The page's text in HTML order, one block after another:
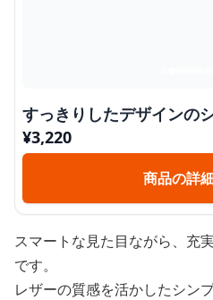
すっきりしたデザインの
¥3,220
商品の詳
スマートな見た目ながら、充
です。
レザーの質感を活かしたシン